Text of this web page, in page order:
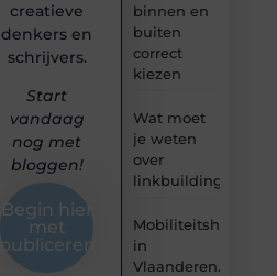
binnen en
buiten
correct
kiezen
Wat moet
je weten
over
linkbuilding?
in
Vlaanderen.
creatieve
denkers en
schrijvers.
Start
vandaag
nog met
bloggen!
Begin hier
met
publiceren